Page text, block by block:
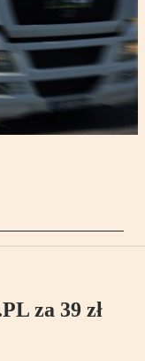
za 39 zł